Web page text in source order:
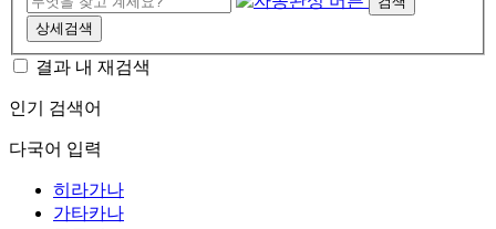
상세검색
결과 내 재검색
인기 검색어
다국어 입력
히라가나
가타카나